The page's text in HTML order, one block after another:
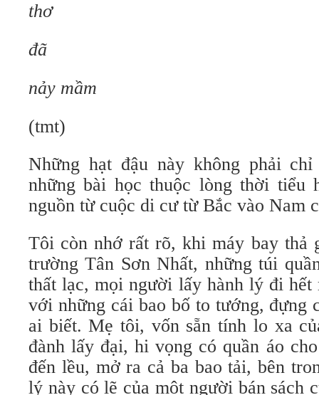
thơ
đã
nảy mầm
(tmt)
Những hạt đậu này không phải
những bài học thuộc lòng thời tiểu
nguồn từ cuộc di cư từ Bắc vào Nam
Tôi còn nhớ rất rõ, khi máy bay thả
trường Tân Sơn Nhất, những túi
thất lạc, mọi người lấy hành lý đi
với những cái bao bố to tướng, đựng
ai biết. Mẹ tôi, vốn sẵn tính lo xa
đành lấy đại, hi vọng có quần áo
đến lều, mở ra cả ba bao tải, bên
lý này có lẽ của một người bán sách